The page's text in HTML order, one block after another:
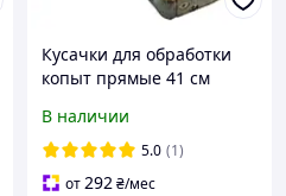
Кусачки для обработки
копыт прямые 41 см
В наличии
5.0 (1)
от292₴/мес